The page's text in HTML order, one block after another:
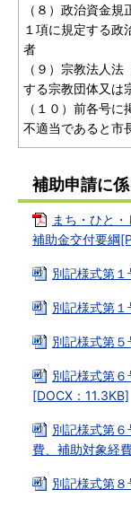
（８）政治資金
１項に規定する政
者
（９）宗教法人
する宗教団体又は
（１０）前各号
不適当であると市
補助申請に
まち・ひと
補助金交付要綱
別記様式第
別記様式第
別記様式第
別記様式第６
[DOCX：11.3KB]
別記様式第
費、補助対象経
別記様式第